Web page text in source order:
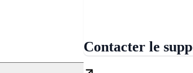
Contacter le